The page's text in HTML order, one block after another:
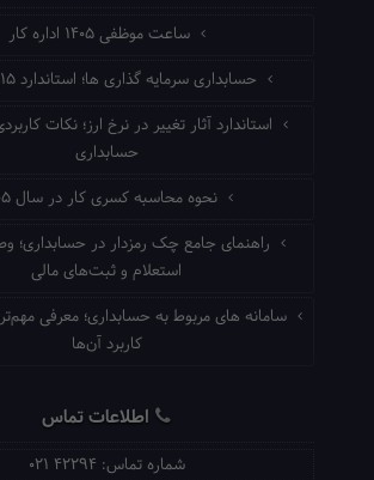
ساعت موظفی ۱۴۰۵ اداره کار
حسابداری سرمایه گذاری ها؛ استاندارد ۱۵ و ثبت‌ها
استاندارد آثار تغییر در نرخ ارز؛ نکات
حسابداری
نحوه محاسبه کسری کار در سال ۱۴۰۵
راهنمای جامع چک رمزدار در حسابداری؛
استعلام و ثبت‌های مالی
سامانه های مربوط به حسابداری؛ معرفی
کاربرد آن‌ها
اطلاعات تماس
شماره تماس: 021 42294